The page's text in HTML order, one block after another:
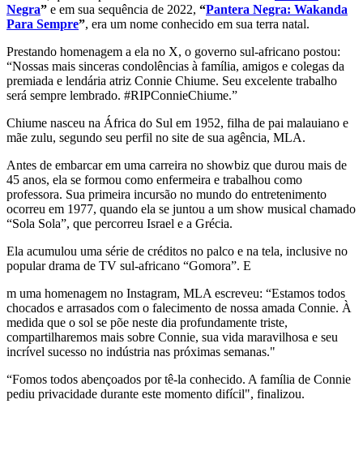
Negra” e em sua sequência de 2022, “Pantera Negra: Wakanda
Para Sempre”, era um nome conhecido em sua terra natal.
Prestando homenagem a ela no X, o governo sul-africano postou:
“Nossas mais sinceras condolências à família, amigos e colegas da
premiada e lendária atriz Connie Chiume. Seu excelente trabalho
será sempre lembrado. #RIPConnieChiume.”
Chiume nasceu na África do Sul em 1952, filha de pai malauiano e
mãe zulu, segundo seu perfil no site de sua agência, MLA.
Antes de embarcar em uma carreira no showbiz que durou mais de
45 anos, ela se formou como enfermeira e trabalhou como
professora. Sua primeira incursão no mundo do entretenimento
ocorreu em 1977, quando ela se juntou a um show musical chamado
“Sola Sola”, que percorreu Israel e a Grécia.
Ela acumulou uma série de créditos no palco e na tela, inclusive no
popular drama de TV sul-africano “Gomora”. E
m uma homenagem no Instagram, MLA escreveu: “Estamos todos
chocados e arrasados com o falecimento de nossa amada Connie. À
medida que o sol se põe neste dia profundamente triste,
compartilharemos mais sobre Connie, sua vida maravilhosa e seu
incrível sucesso no indústria nas próximas semanas."
“Fomos todos abençoados por tê-la conhecido. A família de Connie
pediu privacidade durante este momento difícil", finalizou.